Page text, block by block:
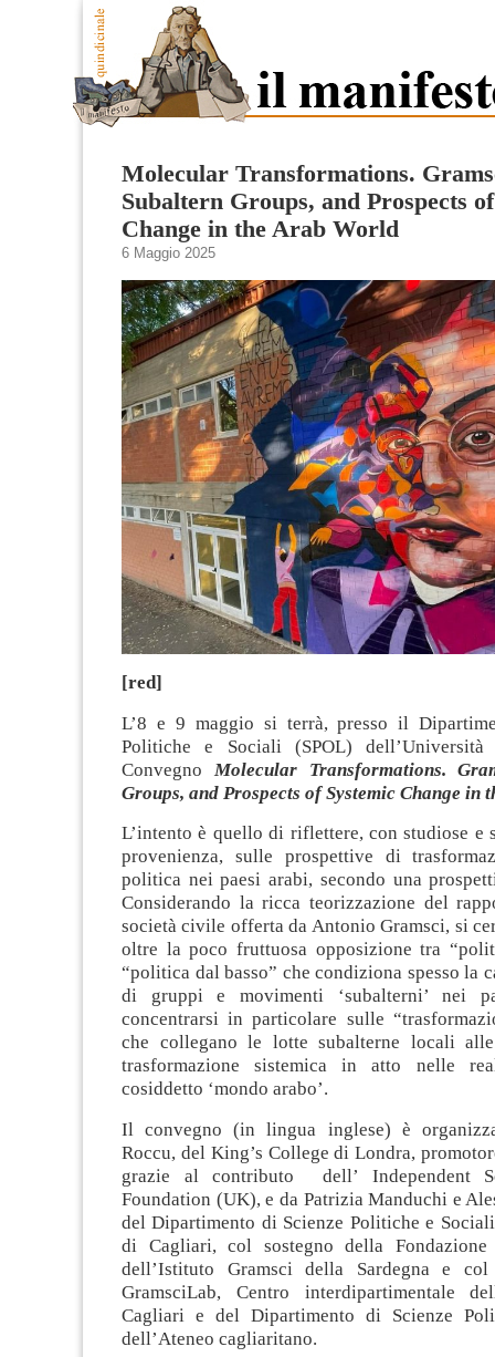
Molecular Transformations.
Subaltern Groups, and Prospects
Change in the Arab World
6 Maggio 2025
[red]
L’8 e 9 maggio si terrà, presso il
Politiche e Sociali (SPOL)
Convegno Molecular Transformations.
Groups, and Prospects of Systemic Change in
L’intento è quello di riflettere, con studiose e
provenienza, sulle prospettive di
politica nei paesi arabi, secondo una
Considerando la ricca teorizzazione del
società civile offerta da Antonio Gramsci, si
oltre la poco fruttuosa opposizione tra
“politica dal basso” che condiziona spesso la
di gruppi e movimenti ‘subalterni’ nei
concentrarsi in particolare sulle
che collegano le lotte subalterne locali
trasformazione sistemica in atto nelle
cosiddetto ‘mondo arabo’.
Il convegno (in lingua inglese) è
Roccu, del King’s College di Londra,
grazie al contributo dell’ Independent
Foundation (UK), e da Patrizia Manduchi e
del Dipartimento di Scienze Politiche e
di Cagliari, col sostegno della
dell’Istituto Gramsci della Sardegna e
GramsciLab, Centro interdipartimentale
Cagliari e del Dipartimento di Scienze
dell’Ateneo cagliaritano.